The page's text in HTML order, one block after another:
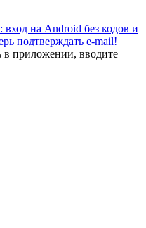
вход на Android без кодов и
подтверждать e-mail!
в приложении, вводите